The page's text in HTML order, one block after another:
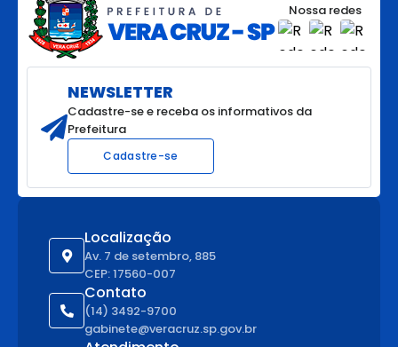
Localização
Av. 7 de setembro, 885
CEP: 17560-007
Contato
(14) 3492-9700
gabinete@veracruz.sp.gov.br
Nossa redes
NEWSLETTER
Cadastre-se e receba os informativos da
Prefeitura
Cadastre-se